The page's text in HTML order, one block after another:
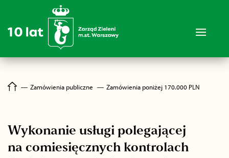
― Zamówienia publiczne ― Zamówienia poniżej 170.000 PLN
Wykonanie usługi polegającej
na comiesięcznych kontrolach